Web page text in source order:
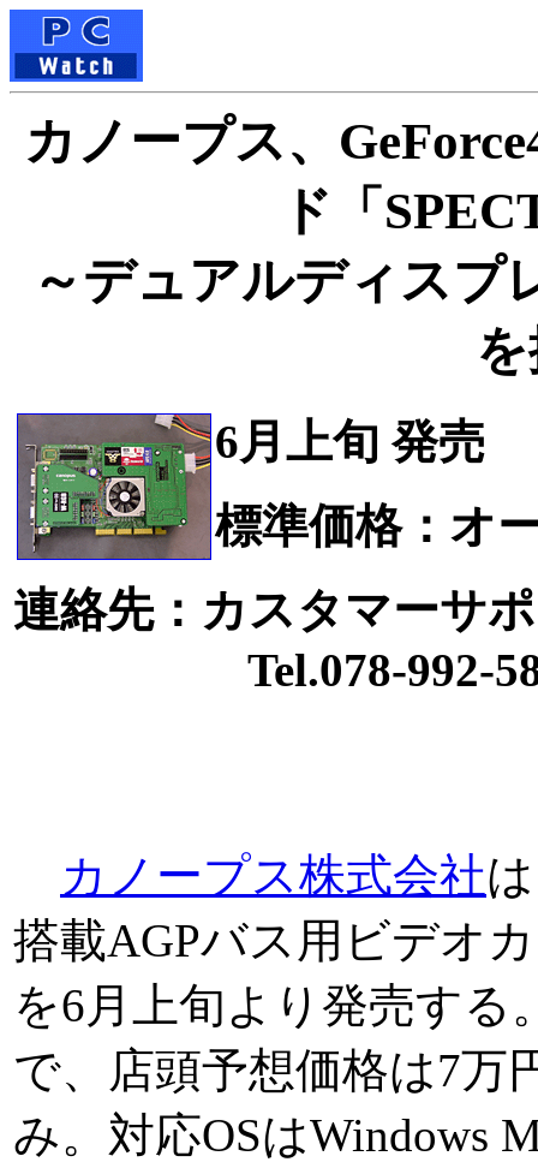
カノープス、
ド「
～デュアルディスプ
6月上旬 発売
標準価格：オ
連絡先：カスタマーサ
Tel.078-992-
カノープス株式会社
搭載AGPバス用ビデオ
を6月上旬より発売す
で、店頭予想価格は7万
み。対応OSはWindows